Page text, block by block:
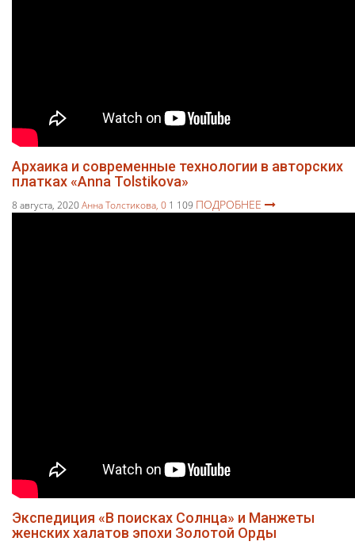
Архаика и современные технологии в авторских
платках «Anna Tolstikova»
8 августа, 2020Анна Толстикова, 0 1 109 ПОДРОБНЕЕ
Экспедиция «В поисках Солнца» и Манжеты
женских халатов эпохи Золотой Орды